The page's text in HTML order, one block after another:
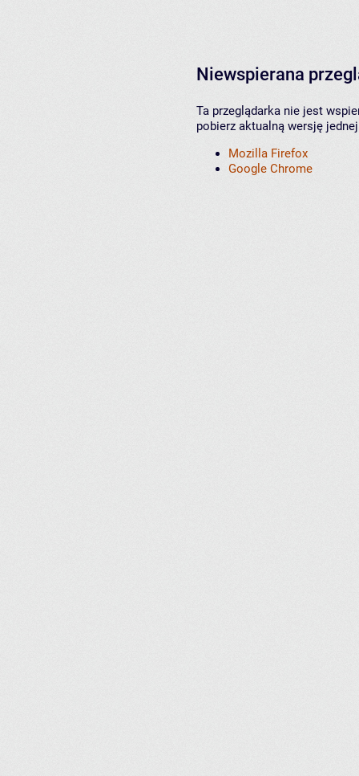
Niewspierana
Ta przeglądarka nie jest
pobierz aktualną wersję
Mozilla Firefox
Google Chrome